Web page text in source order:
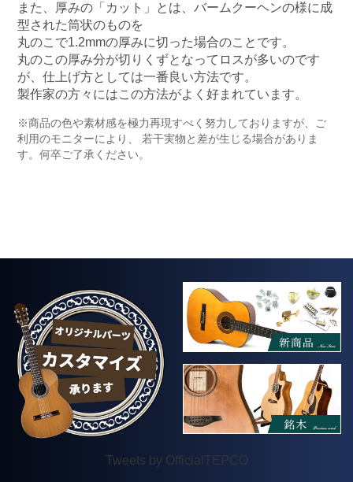
また、厚みの「カット」とは、バームクーヘンの様に成
型された筒状のものを
丸のこで1.2mmの厚みに切った場合のことです。
丸のこの厚み分が切りくずとなってロスが多いのです
が、仕上げ方としては一番良い方法です。
製作家の方々にはこの方法がよく好まれています。
※商品の色や素材感を極力再現すべく努力しておりますが、ご
利用のモニターにより、 若干実物と差が生じる場合がありま
す。何卒ご了承ください。
Tweets by OfficialTEPCO